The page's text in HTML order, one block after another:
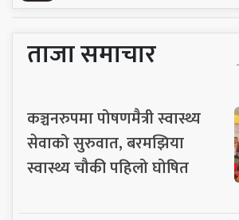
ताजा समाचार
कञ्चनरुपमा पोषणमैत्री स्वास्थ्य
सेवाको सुरुवात, बरमझिया
स्वास्थ्य चौकी पहिलो घोषित